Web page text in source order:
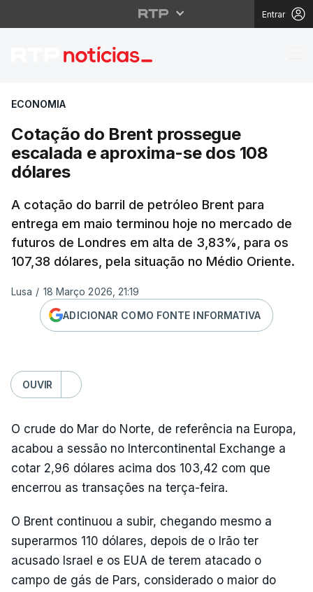
Entrar
Cotação do Brent
ECONOMIA
Cotação do Brent prossegue
escalada e aproxima-se dos 108
dólares
A cotação do barril de petróleo Brent para
entrega em maio terminou hoje no mercado de
futuros de Londres em alta de 3,83%, para os
107,38 dólares, pela situação no Médio Oriente.
Lusa / 18 Março 2026, 21:19
ADICIONAR COMO FONTE INFORMATIVA
OUVIR
O crude do Mar do Norte, de referência na Europa,
acabou a sessão no Intercontinental Exchange a
cotar 2,96 dólares acima dos 103,42 com que
encerrou as transações na terça-feira.
O Brent continuou a subir, chegando mesmo a
superarmos 110 dólares, depois de o Irão ter
acusado Israel e os EUA de terem atacado o
campo de gás de Pars, considerado o maior do